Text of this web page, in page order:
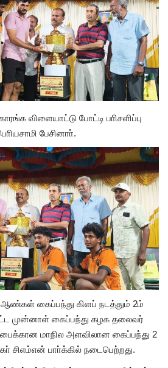
விளையாட்டு போட்டி பாிசளிப்பு
பேசினாா்.
ஆண்கள் கைப்பந்து கிளப் நடத்தும் 2ம்
முன்னாள் கைப்பந்து கழக தலைவர்
மாநில அளவிலான கைப்பந்து 2
சிஎம்என் பாா்க்கில் நடைபெற்றது.